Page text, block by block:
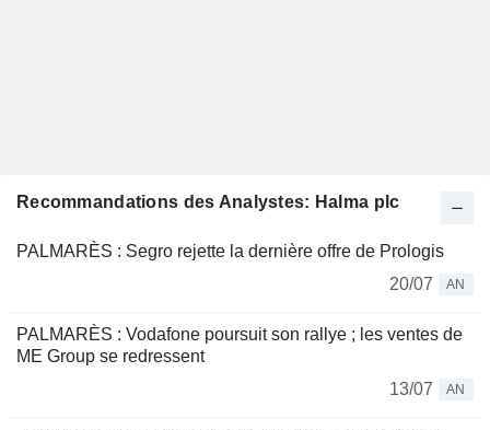
Recommandations des Analystes: Halma plc
PALMARÈS : Segro rejette la dernière offre de Prologis
20/07
AN
PALMARÈS : Vodafone poursuit son rallye ; les ventes de
ME Group se redressent
13/07
AN